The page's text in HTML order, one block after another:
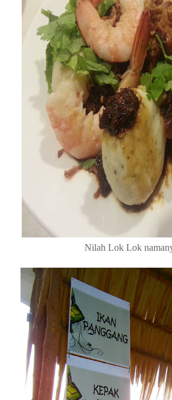
Gerai Ikan Panggang, Kepak Ayam
Panggang